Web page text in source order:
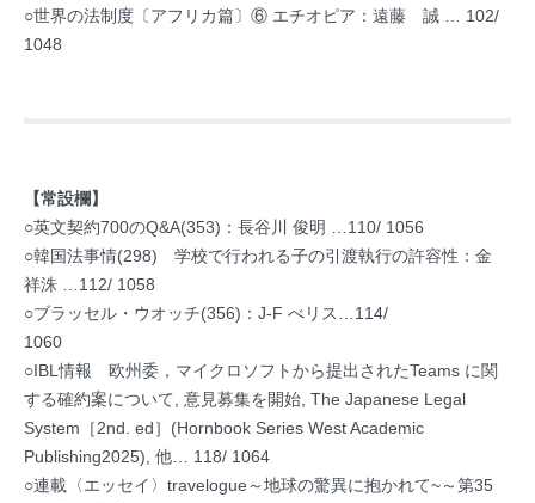
○世界の法制度〔アフリカ篇〕⑥ エチオピア：遠藤 誠 … 102/
1048
【常設欄】
○英文契約700のQ&A(353)：長谷川 俊明 …110/ 1056
○韓国法事情(298) 学校で行われる子の引渡執行の許容性：金
祥洙 …112/ 1058
○ブラッセル・ウオッチ(356)：J-F べリス…114/
1060
○IBL情報 欧州委，マイクロソフトから提出されたTeams に関
する確約案について, 意見募集を開始, The Japanese Legal
System［2nd. ed］(Hornbook Series West Academic
Publishing2025), 他… 118/ 1064
○連載〈エッセイ〉travelogue～地球の驚異に抱かれて~～第35